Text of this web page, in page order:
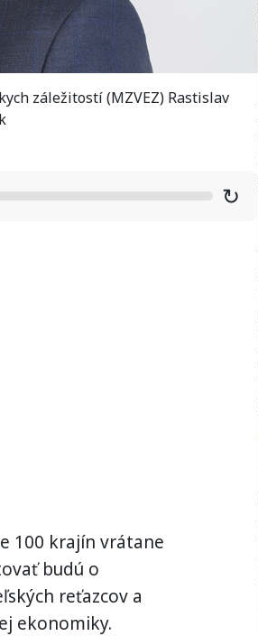
záležitostí (MZVEZ) Rastislav
↻
100 krajín vrátane
budú o
reťazcov a
ekonomiky.